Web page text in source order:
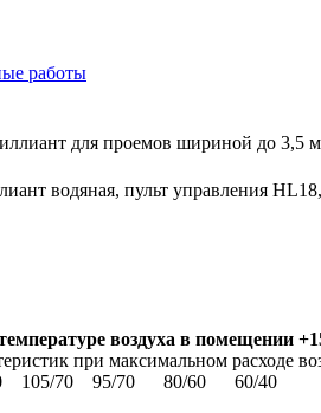
работы
для проемов шириной до
водяная, пульт управления
воздуха в помещении
при максимальном расходе
105/70 95/70 80/60 60/40